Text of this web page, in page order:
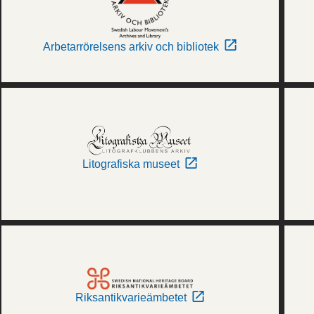
Arbetarrörelsens arkiv och bibliotek
Litografiska museet
Riksantikvarieämbetet